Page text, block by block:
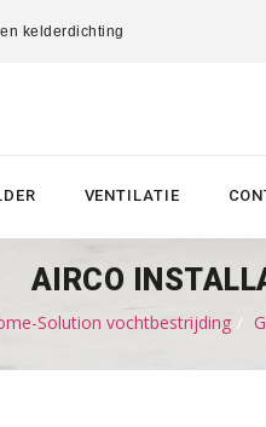
kelderdichting
VENTILATIE
AIRCO
Solution vochtbestrijding